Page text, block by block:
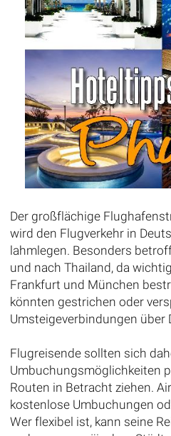
Der großflächige
wird den Flugverkehr in
lahmlegen. Besonders
und nach Thailand, da
Frankfurt und München
könnten gestrichen oder
Umsteigeverbindungen
Flugreisende sollten sich
Umbuchungsmöglichkeiten
Routen in Betracht ziehen.
kostenlose Umbuchungen
Wer flexibel ist, kann seine